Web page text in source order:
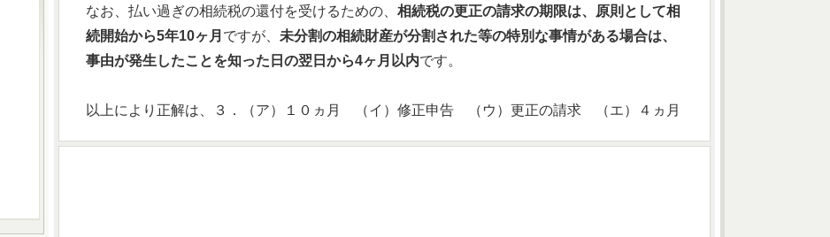
なお、払い過ぎの相続税の還付を受けるための、 相続税の更正の請求の期限は、原則として相
続開始から5年10ヶ月 ですが、 未分割の相続財産が分割された等の特別な事情がある場合は、
事由が発生したことを知った日の翌日から4ヶ月以内です。
以上により正解は、３．（ア）１０ヵ月 （イ）修正申告 （ウ）更正の請求 （エ）４ヵ月